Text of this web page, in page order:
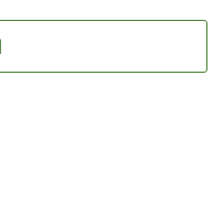
IP55防水仕様のファン
同じです。TITANは、
。